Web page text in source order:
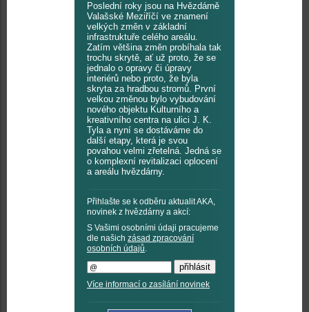
Poslední roky jsou na Hvězdárně
Valašské Meziříčí ve znamení
velkých změn v základní
infrastruktuře celého areálu.
Zatím většina změn probíhala tak
trochu skrytě, ať už proto, že se
jednalo o opravy či úpravy
interiérů nebo proto, že byla
skryta za hradbou stromů. První
velkou změnou bylo vybudování
nového objektu Kulturního a
kreativního centra na ulici J. K.
Tyla a nyní se dostáváme do
další etapy, která je svou
povahou velmi zřetelná. Jedná se
o komplexní revitalizaci oplocení
a areálu hvězdárny.
Přihlašte se k odběru aktualit AKA,
novinek z hvězdárny a akcí:
S Vašimi osobními údaji pracujeme
dle našich zásad zpracování
osobních údajů.
Více informací o zasílání novinek